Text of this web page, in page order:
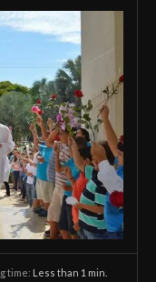
time: Less than 1 min.